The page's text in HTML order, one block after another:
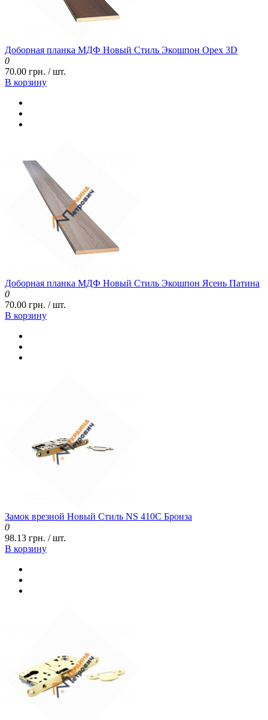
Доборная планка МДФ Новый Стиль Экошпон Орех 3D
0
70.00 грн. / шт.
В корзину
Доборная планка МДФ Новый Стиль Экошпон Ясень Патина
0
70.00 грн. / шт.
В корзину
Замок врезной Новый Стиль NS 410С Бронза
0
98.13 грн. / шт.
В корзину